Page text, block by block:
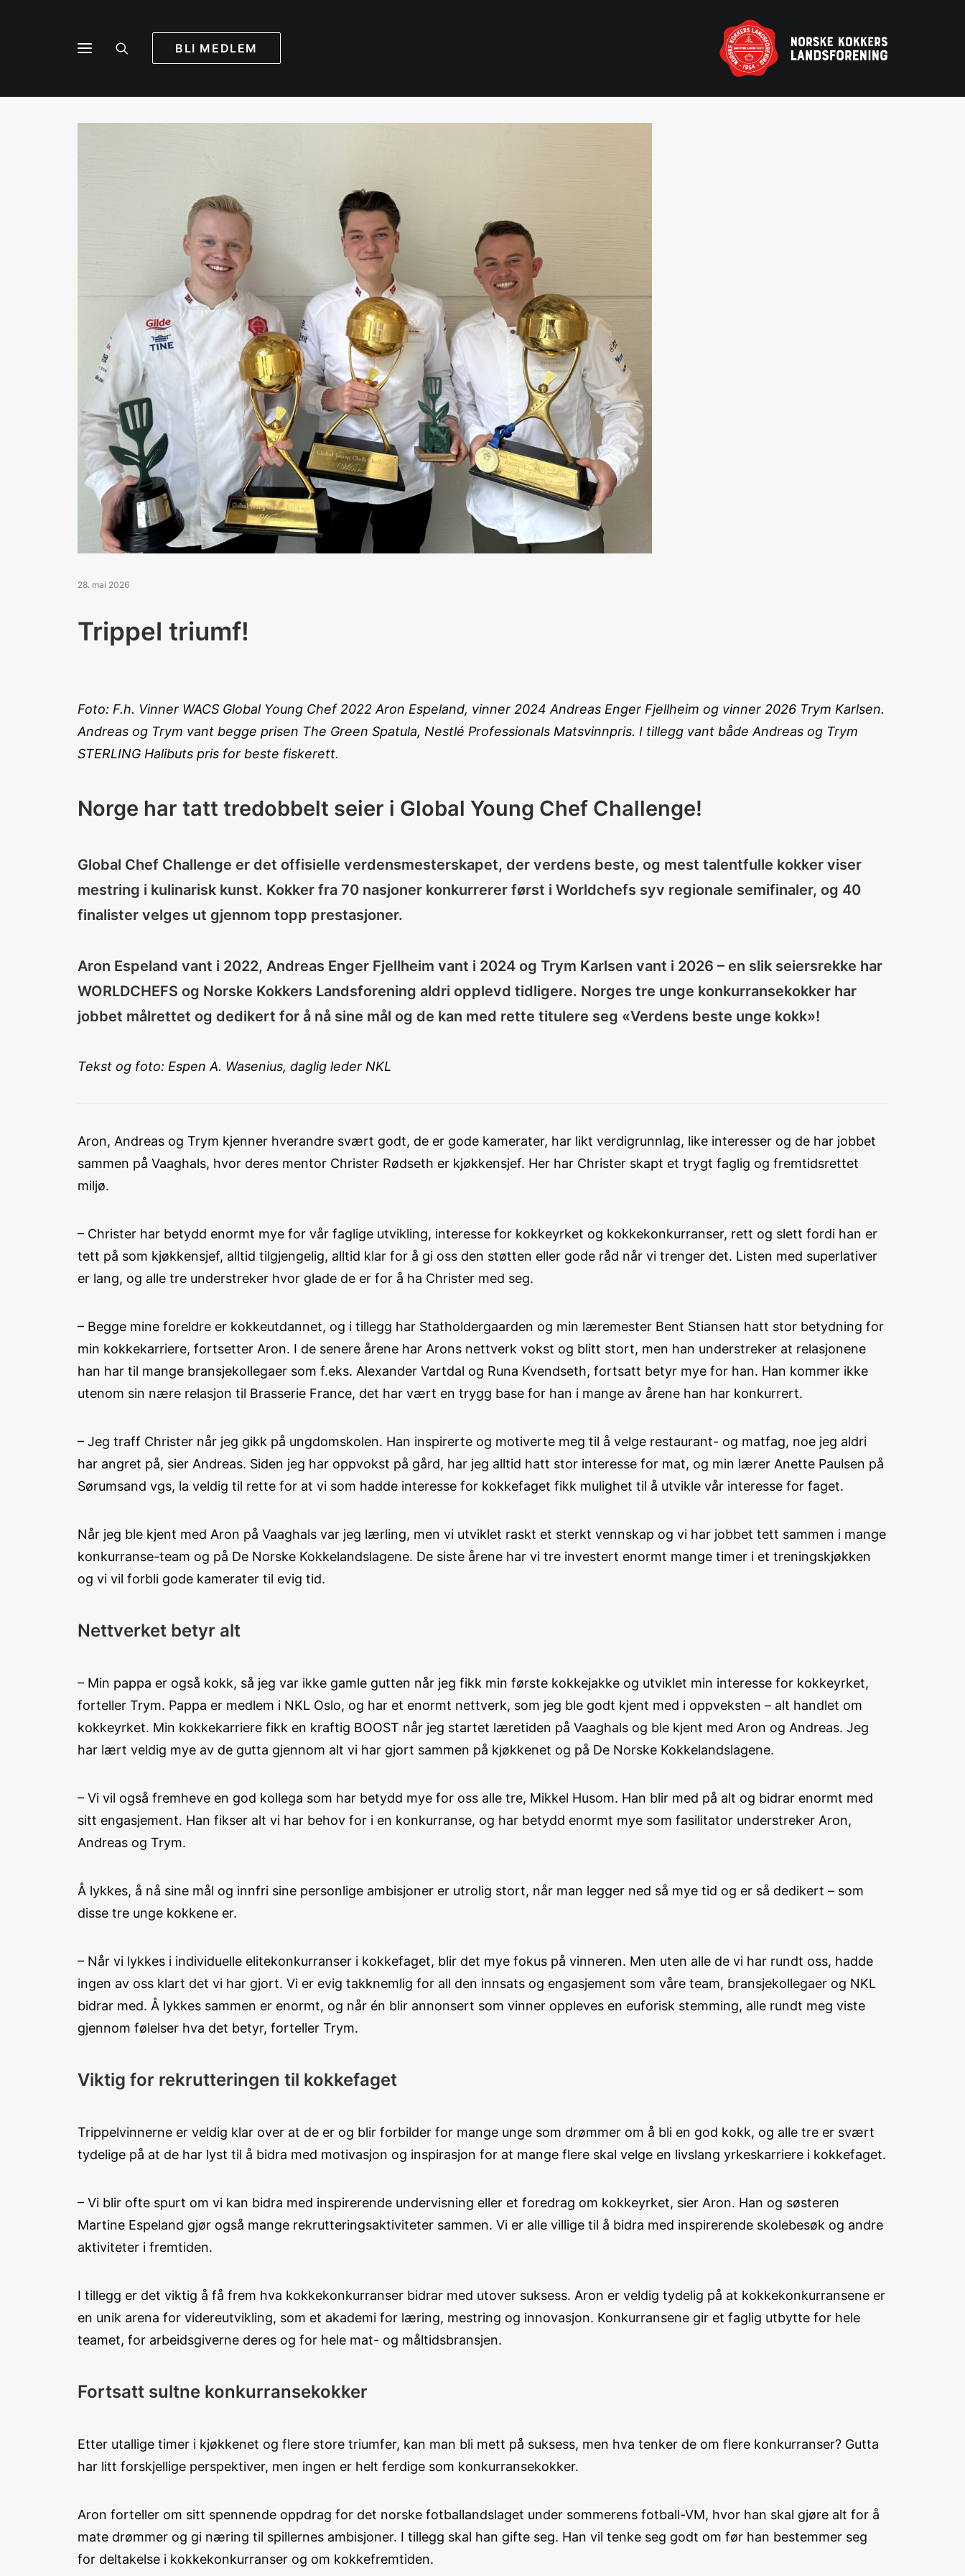
BLI MEDLEM
28. mai 2026
Trippel triumf!
Foto: F.h. Vinner WACS Global Young Chef 2022 Aron Espeland, vinner 2024 Andreas Enger Fjellheim og vinner 2026 Trym Karlsen.
Andreas og Trym vant begge prisen The Green Spatula, Nestlé Professionals Matsvinnpris. I tillegg vant både Andreas og Trym
STERLING Halibuts pris for beste fiskerett.
Norge har tatt tredobbelt seier i Global Young Chef Challenge!
Global Chef Challenge er det offisielle verdensmesterskapet, der verdens beste, og mest talentfulle kokker viser
mestring i kulinarisk kunst. Kokker fra 70 nasjoner konkurrerer først i Worldchefs syv regionale semifinaler, og 40
finalister velges ut gjennom topp prestasjoner.
Aron Espeland vant i 2022, Andreas Enger Fjellheim vant i 2024 og Trym Karlsen vant i 2026 – en slik seiersrekke har
WORLDCHEFS og Norske Kokkers Landsforening aldri opplevd tidligere. Norges tre unge konkurransekokker har
jobbet målrettet og dedikert for å nå sine mål og de kan med rette titulere seg «Verdens beste unge kokk»!
Tekst og foto: Espen A. Wasenius, daglig leder NKL
Aron, Andreas og Trym kjenner hverandre svært godt, de er gode kamerater, har likt verdigrunnlag, like interesser og de har jobbet
sammen på Vaaghals, hvor deres mentor Christer Rødseth er kjøkkensjef. Her har Christer skapt et trygt faglig og fremtidsrettet
miljø.
– Christer har betydd enormt mye for vår faglige utvikling, interesse for kokkeyrket og kokkekonkurranser, rett og slett fordi han er
tett på som kjøkkensjef, alltid tilgjengelig, alltid klar for å gi oss den støtten eller gode råd når vi trenger det. Listen med superlativer
er lang, og alle tre understreker hvor glade de er for å ha Christer med seg.
– Begge mine foreldre er kokkeutdannet, og i tillegg har Statholdergaarden og min læremester Bent Stiansen hatt stor betydning for
min kokkekarriere, fortsetter Aron. I de senere årene har Arons nettverk vokst og blitt stort, men han understreker at relasjonene
han har til mange bransjekollegaer som f.eks. Alexander Vartdal og Runa Kvendseth, fortsatt betyr mye for han. Han kommer ikke
utenom sin nære relasjon til Brasserie France, det har vært en trygg base for han i mange av årene han har konkurrert.
– Jeg traff Christer når jeg gikk på ungdomskolen. Han inspirerte og motiverte meg til å velge restaurant- og matfag, noe jeg aldri
har angret på, sier Andreas. Siden jeg har oppvokst på gård, har jeg alltid hatt stor interesse for mat, og min lærer Anette Paulsen på
Sørumsand vgs, la veldig til rette for at vi som hadde interesse for kokkefaget fikk mulighet til å utvikle vår interesse for faget.
Når jeg ble kjent med Aron på Vaaghals var jeg lærling, men vi utviklet raskt et sterkt vennskap og vi har jobbet tett sammen i mange
konkurranse-team og på De Norske Kokkelandslagene. De siste årene har vi tre investert enormt mange timer i et treningskjøkken
og vi vil forbli gode kamerater til evig tid.
Nettverket betyr alt
– Min pappa er også kokk, så jeg var ikke gamle gutten når jeg fikk min første kokkejakke og utviklet min interesse for kokkeyrket,
forteller Trym. Pappa er medlem i NKL Oslo, og har et enormt nettverk, som jeg ble godt kjent med i oppveksten – alt handlet om
kokkeyrket. Min kokkekarriere fikk en kraftig BOOST når jeg startet læretiden på Vaaghals og ble kjent med Aron og Andreas. Jeg
har lært veldig mye av de gutta gjennom alt vi har gjort sammen på kjøkkenet og på De Norske Kokkelandslagene.
– Vi vil også fremheve en god kollega som har betydd mye for oss alle tre, Mikkel Husom. Han blir med på alt og bidrar enormt med
sitt engasjement. Han fikser alt vi har behov for i en konkurranse, og har betydd enormt mye som fasilitator understreker Aron,
Andreas og Trym.
Å lykkes, å nå sine mål og innfri sine personlige ambisjoner er utrolig stort, når man legger ned så mye tid og er så dedikert – som
disse tre unge kokkene er.
– Når vi lykkes i individuelle elitekonkurranser i kokkefaget, blir det mye fokus på vinneren. Men uten alle de vi har rundt oss, hadde
ingen av oss klart det vi har gjort. Vi er evig takknemlig for all den innsats og engasjement som våre team, bransjekollegaer og NKL
bidrar med. Å lykkes sammen er enormt, og når én blir annonsert som vinner oppleves en euforisk stemming, alle rundt meg viste
gjennom følelser hva det betyr, forteller Trym.
Viktig for rekrutteringen til kokkefaget
Trippelvinnerne er veldig klar over at de er og blir forbilder for mange unge som drømmer om å bli en god kokk, og alle tre er svært
tydelige på at de har lyst til å bidra med motivasjon og inspirasjon for at mange flere skal velge en livslang yrkeskarriere i kokkefaget.
– Vi blir ofte spurt om vi kan bidra med inspirerende undervisning eller et foredrag om kokkeyrket, sier Aron. Han og søsteren
Martine Espeland gjør også mange rekrutteringsaktiviteter sammen. Vi er alle villige til å bidra med inspirerende skolebesøk og andre
aktiviteter i fremtiden.
I tillegg er det viktig å få frem hva kokkekonkurranser bidrar med utover suksess. Aron er veldig tydelig på at kokkekonkurransene er
en unik arena for videreutvikling, som et akademi for læring, mestring og innovasjon. Konkurransene gir et faglig utbytte for hele
teamet, for arbeidsgiverne deres og for hele mat- og måltidsbransjen.
Fortsatt sultne konkurransekokker
Etter utallige timer i kjøkkenet og flere store triumfer, kan man bli mett på suksess, men hva tenker de om flere konkurranser? Gutta
har litt forskjellige perspektiver, men ingen er helt ferdige som konkurransekokker.
Aron forteller om sitt spennende oppdrag for det norske fotballandslaget under sommerens fotball-VM, hvor han skal gjøre alt for å
mate drømmer og gi næring til spillernes ambisjoner. I tillegg skal han gifte seg. Han vil tenke seg godt om før han bestemmer seg
for deltakelse i kokkekonkurranser og om kokkefremtiden.